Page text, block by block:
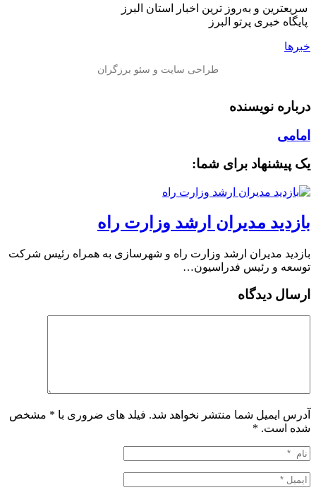
️ سریعترین و به‌روز ترین اخبار استان البرز
️ پایگاه خبری پرتو البرز
خبرها
درباره نویسنده
امامی
یک پیشنهاد برای شما:
بازدید مدیران ارشد وزارت راه
بازدید مدیران ارشد وزارت راه و شهرسازی به همراه رئیس شرکت
توسعه و رئیس فدراسیون…
ارسال دیدگاه
آدرس ایمیل شما منتشر نخواهد شد. فیلد های ضروری با * مشخص
شده است. *